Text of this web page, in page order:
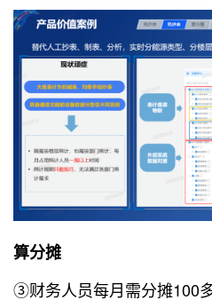
算分摊
③财务人员每月需分摊100